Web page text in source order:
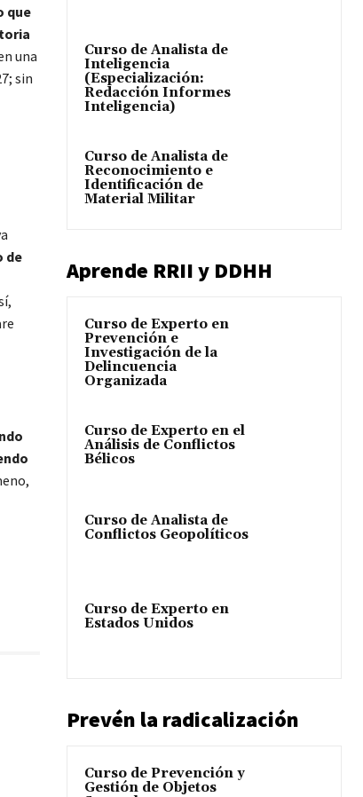
que
una
sin
de
Curso de Analista de
Inteligencia
(Especialización:
Redacción Informes
Inteligencia)
Curso de Analista de
Reconocimiento e
Identificación de
Material Militar
Aprende RRII y DDHH
Curso de Experto en
Prevención e
Investigación de la
Delincuencia
Organizada
Curso de Experto en el
Análisis de Conflictos
Bélicos
Curso de Analista de
Conflictos Geopolíticos
Curso de Experto en
Estados Unidos
Prevén la radicalización
Curso de Prevención y
Gestión de Objetos